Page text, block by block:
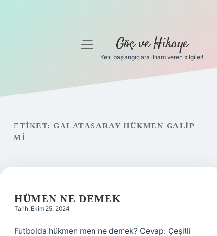
Gizlilik Politikası
Hakkımızda
menüyü
Göç ve Hikaye
Yeni başlangıçlara ilham veren bilgiler!
ETIKET: GALATASARAY HÜKMEN GALIP
MI
HÜMEN NE DEMEK
Tarih: Ekim 25, 2024
Futbolda hükmen men ne demek? Cevap: Çeşitli